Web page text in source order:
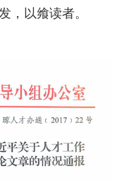
，以飨读者。